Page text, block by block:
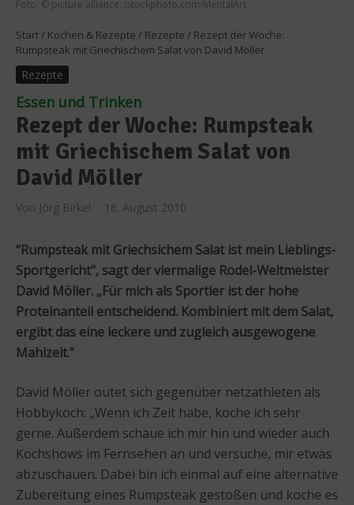
Foto: © picture alliance; istockphoto.com/MentalArt
Start / Kochen & Rezepte / Rezepte / Rezept der Woche:
Rumpsteak mit Griechischem Salat von David Möller
Rezepte
Essen und Trinken
Rezept der Woche: Rumpsteak
mit Griechischem Salat von
David Möller
Von Jörg Birkel 16. August 2010
“Rumpsteak mit Griechsichem Salat ist mein Lieblings-
Sportgericht”, sagt der viermalige Rodel-Weltmeister
David Möller. „Für mich als Sportler ist der hohe
Proteinanteil entscheidend. Kombiniert mit dem Salat,
ergibt das eine leckere und zugleich ausgewogene
Mahlzeit.”
David Möller outet sich gegenüber netzathleten als
Hobbykoch: „Wenn ich Zeit habe, koche ich sehr
gerne. Außerdem schaue ich mir hin und wieder auch
Kochshows im Fernsehen an und versuche, mir etwas
abzuschauen. Dabei bin ich einmal auf eine alternative
Zubereitung eines Rumpsteak gestoßen und koche es